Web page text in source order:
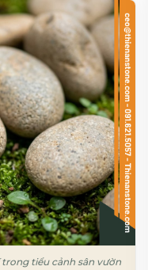
tiểu cảnh sân vườn